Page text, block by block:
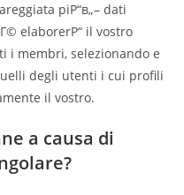
piР“в„– dati
elaborerР“ il vostro
i membri, selezionando e
degli utenti i cui profili
il vostro.
a causa di